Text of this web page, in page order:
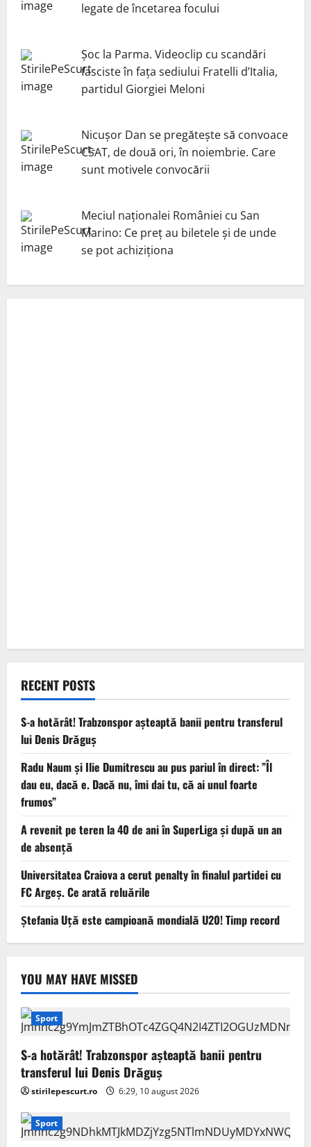
legate de încetarea focului
Șoc la Parma. Videoclip cu scandări
fasciste în fața sediului Fratelli d’Italia,
partidul Giorgiei Meloni
Nicuşor Dan se pregăteşte să convoace
CSAT, de două ori, în noiembrie. Care
sunt motivele convocării
Meciul naționalei României cu San
Marino: Ce preț au biletele și de unde
se pot achiziționa
RECENT POSTS
S-a hotărât! Trabzonspor așteaptă banii pentru transferul
lui Denis Drăguș
Radu Naum și Ilie Dumitrescu au pus pariul în direct: ”Îl
dau eu, dacă e. Dacă nu, îmi dai tu, că ai unul foarte
frumos”
A revenit pe teren la 40 de ani în SuperLiga și după un an
de absență
Universitatea Craiova a cerut penalty în finalul partidei cu
FC Argeș. Ce arată reluările
Ștefania Uță este campioană mondială U20! Timp record
YOU MAY HAVE MISSED
Sport
S-a hotărât! Trabzonspor așteaptă banii pentru
transferul lui Denis Drăguș
stirilepescurt.ro 6:29, 10 august 2026
Sport